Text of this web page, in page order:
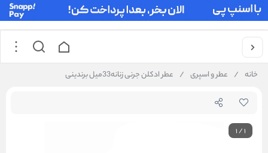
خانه / عطر و اسپری / عطر ادکلن جرنی زنانه33میل برندینی
1/1